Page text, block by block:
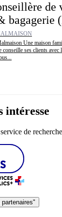
de
bagagerie
Une maison
ses clients avec
intéresse
de